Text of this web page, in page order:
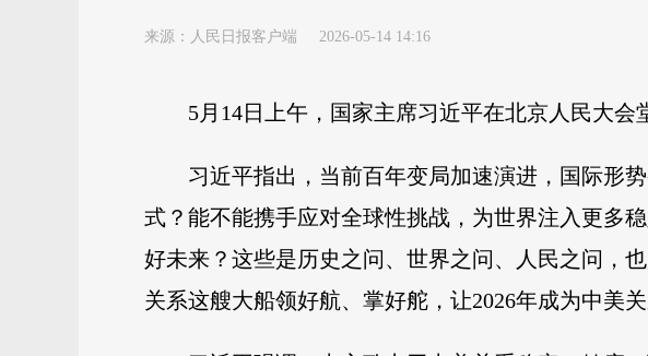
来源： 人民日报客户端 2026-05-14 14:16
5月14日上午，国家主席习近平在北京人民大会
习近平指出，当前百年变局加速演进，国际形
式？能不能携手应对全球性挑战，为世界注入更多
好未来？这些是历史之问、世界之问、人民之问，
关系这艘大船领好航、掌好舵，让2026年成为中美